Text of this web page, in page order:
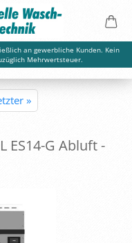
an gewerbliche Kunden. Kein
Mehrwertsteuer.
»
ES14-​G Ab­luft -